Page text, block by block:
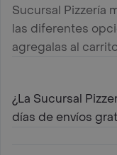
Sucursal Pizzería
las diferentes
agregalas al
¿La Sucursal
días de envíos